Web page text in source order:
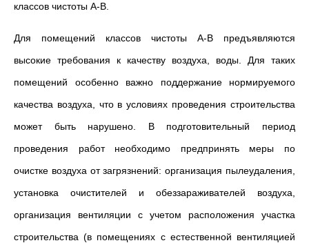
классов чистоты А-В.
Для помещений классов чистоты А-В предъявляются
высокие требования к качеству воздуха, воды. Для таких
помещений особенно важно поддержание нормируемого
качества воздуха, что в условиях проведения строительства
может быть нарушено. В подготовительный период
проведения работ необходимо предпринять меры по
очистке воздуха от загрязнений: организация пылеудаления,
установка очистителей и обеззараживателей воздуха,
организация вентиляции с учетом расположения участка
строительства (в помещениях с естественной вентиляцией